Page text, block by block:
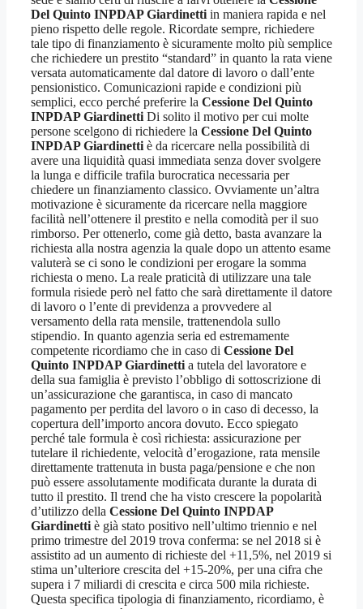
Del Quinto INPDAP Giardinetti in maniera rapida e nel
pieno rispetto delle regole. Ricordate sempre, richiedere
tale tipo di finanziamento è sicuramente molto più semplice
che richiedere un prestito “standard” in quanto la rata viene
versata automaticamente dal datore di lavoro o dall’ente
pensionistico. Comunicazioni rapide e condizioni più
semplici, ecco perché preferire la Cessione Del Quinto
INPDAP Giardinetti Di solito il motivo per cui molte
persone scelgono di richiedere la Cessione Del Quinto
INPDAP Giardinetti è da ricercare nella possibilità di
avere una liquidità quasi immediata senza dover svolgere
la lunga e difficile trafila burocratica necessaria per
chiedere un finanziamento classico. Ovviamente un’altra
motivazione è sicuramente da ricercare nella maggiore
facilità nell’ottenere il prestito e nella comodità per il suo
rimborso. Per ottenerlo, come già detto, basta avanzare la
richiesta alla nostra agenzia la quale dopo un attento esame
valuterà se ci sono le condizioni per erogare la somma
richiesta o meno. La reale praticità di utilizzare una tale
formula risiede però nel fatto che sarà direttamente il datore
di lavoro o l’ente di previdenza a provvedere al
versamento della rata mensile, trattenendola sullo
stipendio. In quanto agenzia seria ed estremamente
competente ricordiamo che in caso di Cessione Del
Quinto INPDAP Giardinetti a tutela del lavoratore e
della sua famiglia è previsto l’obbligo di sottoscrizione di
un’assicurazione che garantisca, in caso di mancato
pagamento per perdita del lavoro o in caso di decesso, la
copertura dell’importo ancora dovuto. Ecco spiegato
perché tale formula è così richiesta: assicurazione per
tutelare il richiedente, velocità d’erogazione, rata mensile
direttamente trattenuta in busta paga/pensione e che non
può essere assolutamente modificata durante la durata di
tutto il prestito. Il trend che ha visto crescere la popolarità
d’utilizzo della Cessione Del Quinto INPDAP
Giardinetti è già stato positivo nell’ultimo triennio e nel
primo trimestre del 2019 trova conferma: se nel 2018 si è
assistito ad un aumento di richieste del +11,5%, nel 2019 si
stima un’ulteriore crescita del +15-20%, per una cifra che
supera i 7 miliardi di crescita e circa 500 mila richieste.
Questa specifica tipologia di finanziamento, ricordiamo, è